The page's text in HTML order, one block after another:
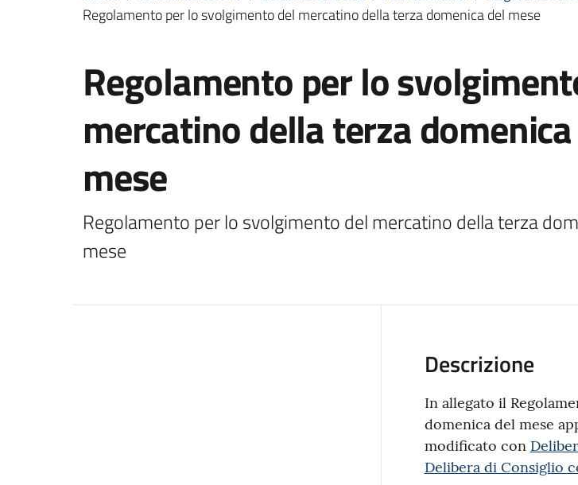
Regolamento per lo svolgimento del mercatino della terza domenica del mese
Regolamento per lo
mercatino della terza
mese
Regolamento per lo svolgimento del mercatino della terza
mese
Descrizione
In allegato il
domenica del mese
modificato con
Delibera di Consiglio